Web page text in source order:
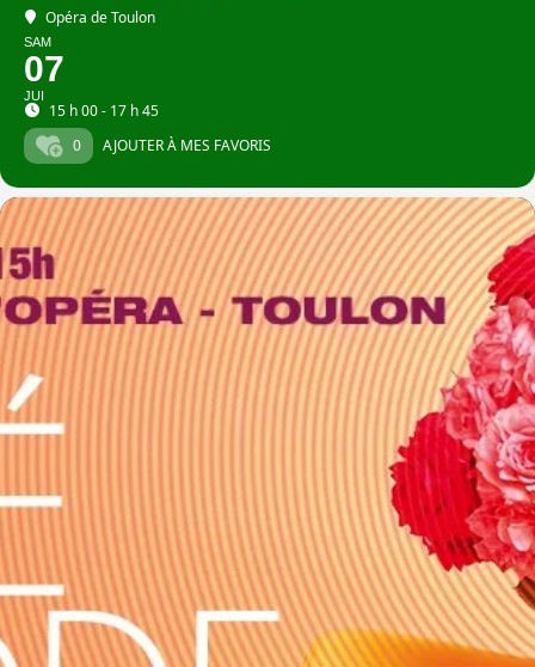
Opéra de Toulon
SAM
07
JUI
15 h 00 - 17 h 45
0
AJOUTER À MES FAVORIS